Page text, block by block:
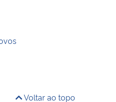
Voltar ao topo